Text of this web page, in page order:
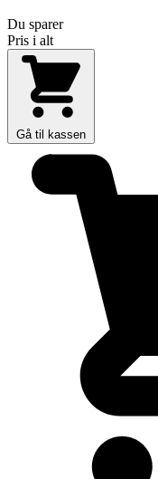
Du sparer
Pris i alt
Gå til kassen